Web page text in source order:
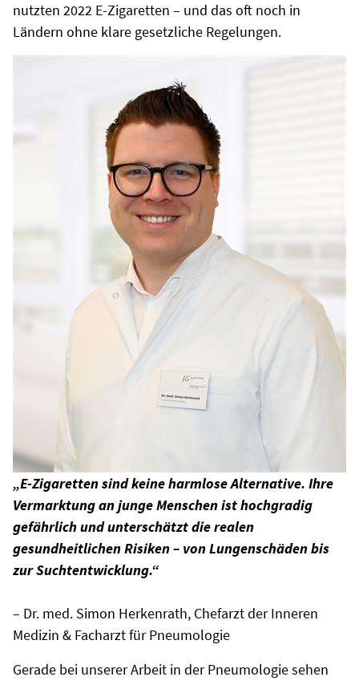
nutzten 2022 E-Zigaretten – und das oft noch in
Ländern ohne klare gesetzliche Regelungen.
„E-Zigaretten sind keine harmlose Alternative. Ihre
Vermarktung an junge Menschen ist hochgradig
gefährlich und unterschätzt die realen
gesundheitlichen Risiken – von Lungenschäden bis
zur Suchtentwicklung.“
– Dr. med. Simon Herkenrath, Chefarzt der Inneren
Medizin & Facharzt für Pneumologie
Gerade bei unserer Arbeit in der Pneumologie sehen